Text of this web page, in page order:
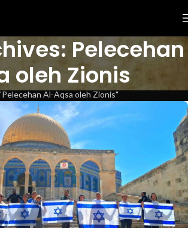
Pelecehan
oleh Zionis
Al-Aqsa oleh Zionis"